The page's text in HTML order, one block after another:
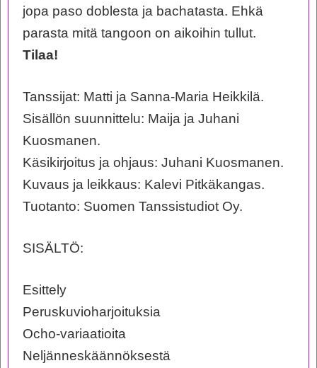
jopa paso doblesta ja bachatasta. Ehkä
parasta mitä tangoon on aikoihin tullut.
Tilaa!
Tanssijat: Matti ja Sanna-Maria Heikkilä.
Sisällön suunnittelu: Maija ja Juhani
Kuosmanen.
Käsikirjoitus ja ohjaus: Juhani Kuosmanen.
Kuvaus ja leikkaus: Kalevi Pitkäkangas.
Tuotanto: Suomen Tanssistudiot Oy.
SISÄLTÖ:
Esittely
Peruskuvioharjoituksia
Ocho-variaatioita
Neljänneskäännöksestä